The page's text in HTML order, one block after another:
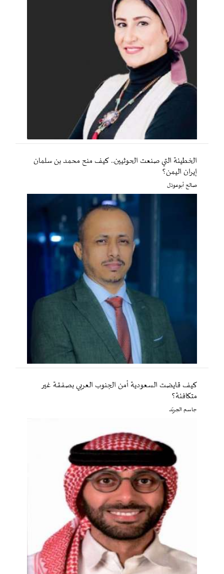
الخطيئة التي صنعت الحوثيين.. كيف منح محمد بن سلمان
إيران اليمن؟
صالح أبوعوذل
كيف قايضت السعودية أمن الجنوب العربي بصفقة غير
متكافئة؟
جاسم الجريّد